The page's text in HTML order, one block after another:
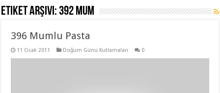
Etiket arşivi:392 mum
396 Mumlu Pasta
11 Ocak 2011 Doğum Günü Kutlamaları 0